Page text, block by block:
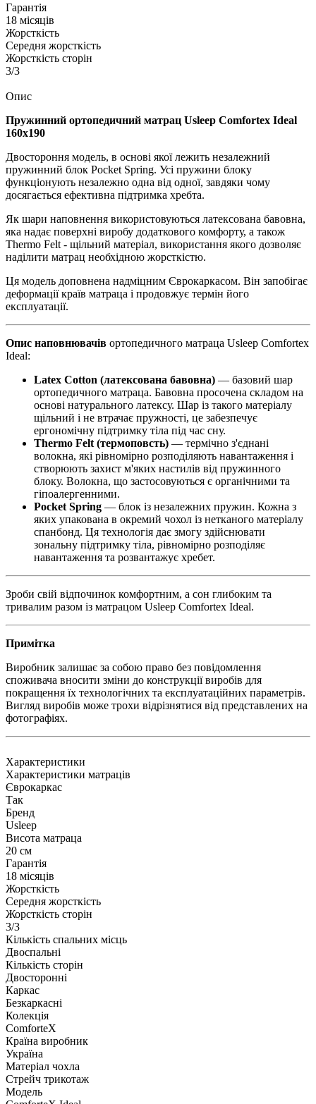
Гарантія
18 місяців
Жорсткість
Середня жорсткість
Жорсткість сторін
3/3
Опис
Пружинний ортопедичний матрац Usleep Comfortex Ideal
160х190
Двостороння модель, в основі якої лежить незалежний
пружинний блок Pocket Spring. Усі пружини блоку
функціонують незалежно одна від одної, завдяки чому
досягається ефективна підтримка хребта.
Як шари наповнення використовуються латексована бавовна,
яка надає поверхні виробу додаткового комфорту, а також
Thermo Felt - щільний матеріал, використання якого дозволяє
наділити матрац необхідною жорсткістю.
Ця модель доповнена надміцним Єврокаркасом. Він запобігає
деформації країв матраца і продовжує термін його
експлуатації.
Опис наповнювачів ортопедичного матраца Usleep Comfortex
Ideal:
Latex Cotton (латексована бавовна) — базовий шар
ортопедичного матраца. Бавовна просочена складом на
основі натурального латексу. Шар із такого матеріалу
щільний і не втрачає пружності, це забезпечує
ергономічну підтримку тіла під час сну.
Thermo Felt (термоповсть) — термічно з'єднані
волокна, які рівномірно розподіляють навантаження і
створюють захист м'яких настилів від пружинного
блоку. Волокна, що застосовуються є органічними та
гіпоалергенними.
Pocket Spring — блок із незалежних пружин. Кожна з
яких упакована в окремий чохол із нетканого матеріалу
спанбонд. Ця технологія дає змогу здійснювати
зональну підтримку тіла, рівномірно розподіляє
навантаження та розвантажує хребет.
Зроби свій відпочинок комфортним, а сон глибоким та
тривалим разом із матрацом Usleep Comfortex Ideal.
Примітка
Виробник залишає за собою право без повідомлення
споживача вносити зміни до конструкції виробів для
покращення їх технологічних та експлуатаційних параметрів.
Вигляд виробів може трохи відрізнятися від представлених на
фотографіях.
Характеристики
Характеристики матраців
Єврокаркас
Так
Бренд
Usleep
Висота матраца
20 см
Гарантія
18 місяців
Жорсткість
Середня жорсткість
Жорсткість сторін
3/3
Кількість спальних місць
Двоспальні
Кількість сторін
Двосторонні
Каркас
Безкаркасні
Колекція
ComforteX
Країна виробник
Україна
Матеріал чохла
Стрейч трикотаж
Модель